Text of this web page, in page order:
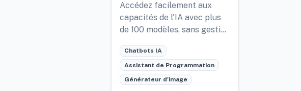
Accédez facilement aux
capacités de l'IA avec plus
de 100 modèles, sans gestion
compatible avec OpenAI.
Chatbots IA
Assistant de Programmation
Générateur d'image